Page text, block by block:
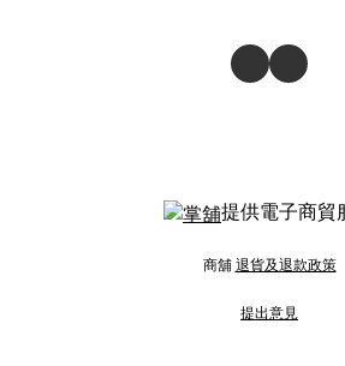
提供電子商貿
商舖 退貨及退款政策
提出意見